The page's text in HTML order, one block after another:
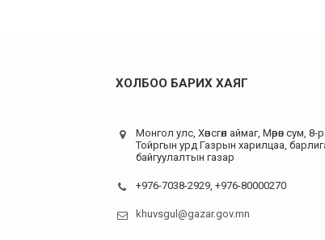
ХОЛБОО БАРИХ ХАЯГ
Монгол улс, Хөвсгөл аймаг, Мөрөн сум, 8-
Тойргын урд Газрын харилцаа,
байгуулалтын газар
+976-7038-2929, +976-80000270
khuvsgul@gazar.gov.mn